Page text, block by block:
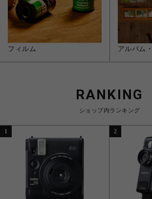
フィルム アルバム
RANKING
ショップ内ランキング
1 2